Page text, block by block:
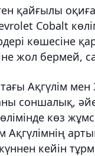
қайғылы
Cobalt
көшесіне
жол бермей,
Ақгүлім
соншалық,
көз
кейін